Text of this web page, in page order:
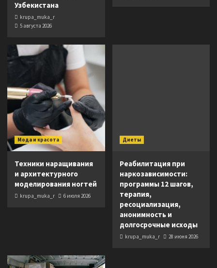
Узбекистана
krupa_muka_r
5 августа 2026
Мода и красота
Техники наращивания
и архитектурного
моделирования ногтей
krupa_muka_r 6 июля 2026
Диеты
Реабилитация при
наркозависимости:
программы 12 шагов,
терапия,
ресоциализация,
анонимность и
долгосрочные исходы
krupa_muka_r 28 июня 2026